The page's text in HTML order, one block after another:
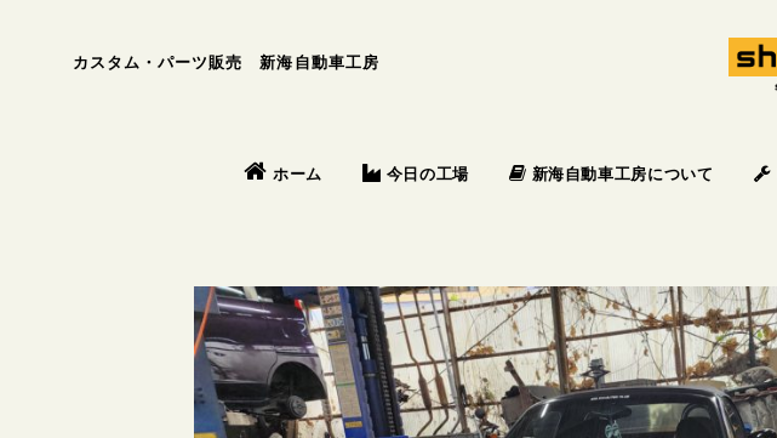
カスタム・パーツ販売 新海自動車工房
ホーム 今日の工場 新海自動車工房について